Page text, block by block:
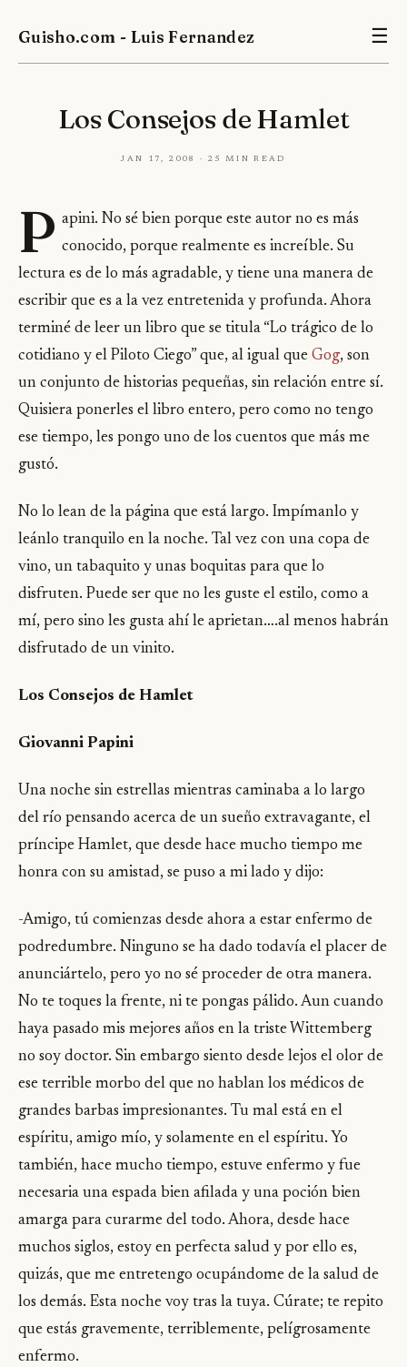
Guisho.com - Luis Fernandez ☰
Los Consejos de Hamlet
Jan 17, 2008 · 25 min read
P apini. No sé bien porque este autor no es más
conocido, porque realmente es increíble. Su
lectura es de lo más agradable, y tiene una manera de
escribir que es a la vez entretenida y profunda. Ahora
terminé de leer un libro que se titula “Lo trágico de lo
cotidiano y el Piloto Ciego” que, al igual que Gog, son
un conjunto de historias pequeñas, sin relación entre sí.
Quisiera ponerles el libro entero, pero como no tengo
ese tiempo, les pongo uno de los cuentos que más me
gustó.
No lo lean de la página que está largo. Impímanlo y
leánlo tranquilo en la noche. Tal vez con una copa de
vino, un tabaquito y unas boquitas para que lo
disfruten. Puede ser que no les guste el estilo, como a
mí, pero sino les gusta ahí le aprietan….al menos habrán
disfrutado de un vinito.
Los Consejos de Hamlet
Giovanni Papini
Una noche sin estrellas mientras caminaba a lo largo
del río pensando acerca de un sueño extravagante, el
príncipe Hamlet, que desde hace mucho tiempo me
honra con su amistad, se puso a mi lado y dijo:
-Amigo, tú comienzas desde ahora a estar enfermo de
podredumbre. Ninguno se ha dado todavía el placer de
anunciártelo, pero yo no sé proceder de otra manera.
No te toques la frente, ni te pongas pálido. Aun cuando
haya pasado mis mejores años en la triste Wittemberg
no soy doctor. Sin embargo siento desde lejos el olor de
ese terrible morbo del que no hablan los médicos de
grandes barbas impresionantes. Tu mal está en el
espíritu, amigo mío, y solamente en el espíritu. Yo
también, hace mucho tiempo, estuve enfermo y fue
necesaria una espada bien afilada y una poción bien
amarga para curarme del todo. Ahora, desde hace
muchos siglos, estoy en perfecta salud y por ello es,
quizás, que me entretengo ocupándome de la salud de
los demás. Esta noche voy tras la tuya. Cúrate; te repito
que estás gravemente, terriblemente, pelígrosamente
enfermo.